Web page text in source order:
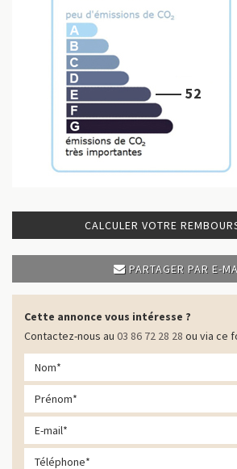
52
CALCULER VOTRE
PARTAGER PAR E-
Cette annonce vous intéresse ?
Contactez-nous au 03 86 72 28 28 ou via ce